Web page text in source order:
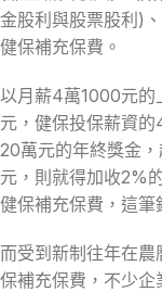
金股利與股票股利)
健保補充保費。
以月薪4萬1000元的
元，健保投保薪資
20萬元的年終獎金
元，則就得加收2%
健保補充保費，這筆
而受到新制往年在
保補充保費，不少